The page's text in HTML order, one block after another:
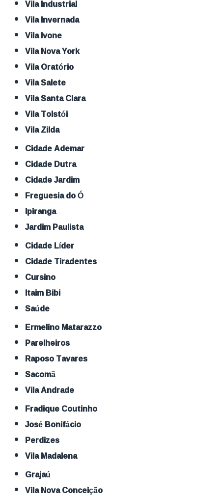
Vila Industrial
Vila Invernada
Vila Ivone
Vila Nova York
Vila Oratório
Vila Salete
Vila Santa Clara
Vila Tolstói
Vila Zilda
Cidade Ademar
Cidade Dutra
Cidade Jardim
Freguesia do Ó
Ipiranga
Jardim Paulista
Cidade Líder
Cidade Tiradentes
Cursino
Itaim Bibi
Saúde
Ermelino Matarazzo
Parelheiros
Raposo Tavares
Sacomã
Vila Andrade
Fradique Coutinho
José Bonifácio
Perdizes
Vila Madalena
Grajaú
Vila Nova Conceição